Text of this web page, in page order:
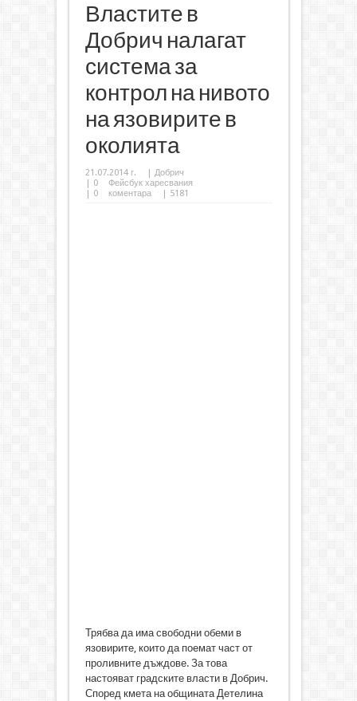
Властите в
Добрич налагат
система за
контрол на нивото
на язовирите в
околията
21.07.2014 г. | Добрич
| 0
Фейсбук харесвания
| 0 коментара | 5181
Трябва да има свободни обеми в
язовирите, които да поемат част от
проливните дъждове. За това
настояват градските власти в Добрич.
Според кмета на общината Детелина